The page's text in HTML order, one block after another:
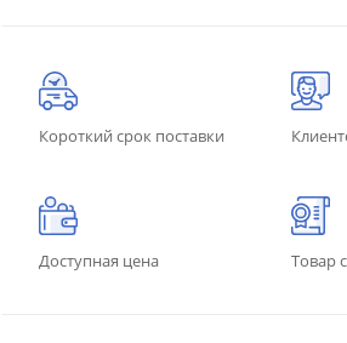
Короткий срок поставки
Доступная цена Товар